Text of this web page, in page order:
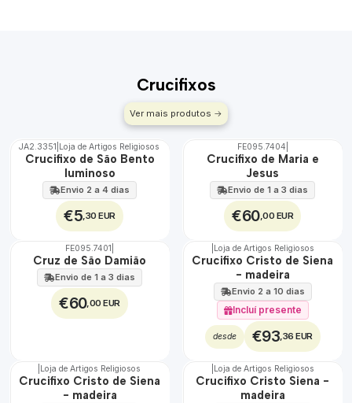
Crucifixos
Ver mais produtos
JA2.3351 Loja de Artigos Religiosos
Crucifixo de São Bento
luminoso
Envio 2 a 4 dias
€5 ,30 EUR
FE095.7404
Crucifixo de Maria e
Jesus
Envio de 1 a 3 dias
€60,00 EUR
FE095.7401
Cruz de São Damião
Envio de 1 a 3 dias
€60,00 EUR
Loja de Artigos Religiosos
Crucifixo Cristo de Siena
- madeira
Envio 2 a 10 dias
Incluí presente
desde €93 ,36 EUR
Loja de Artigos Religiosos
Crucifixo Cristo de Siena
- madeira
Loja de Artigos Religiosos
Crucifixo Cristo Siena -
madeira